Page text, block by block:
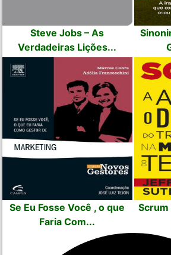
Steve Jobs – As
Verdadeiras Lições...
Se Eu Fosse Você , o que
Faria Com...
Scrum